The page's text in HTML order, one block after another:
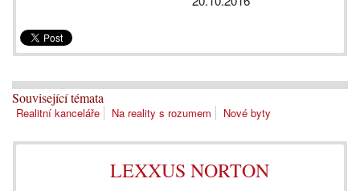
Související témata
Realitní kanceláře Na reality s rozumem Nové byty
LEXXUS NORTON